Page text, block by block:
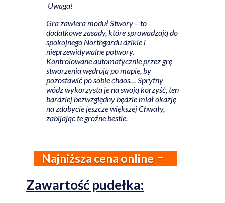
Uwaga!
Gra zawiera moduł Stwory – to
dodatkowe zasady, które sprowadzają do
spokojnego Northgardu dzikie i
nieprzewidywalne potwory.
Kontrolowane automatycznie przez grę
stworzenia wędrują po mapie, by
pozostawić po sobie chaos… Sprytny
wódz wykorzysta je na swoją korzyść, ten
bardziej bezwzględny będzie miał okazję
na zdobycie jeszcze większej Chwały,
zabijając te groźne bestie.
Najniższa cena online
Zawartość pudełka: